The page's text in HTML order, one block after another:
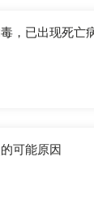
，已出现死亡
可能原因